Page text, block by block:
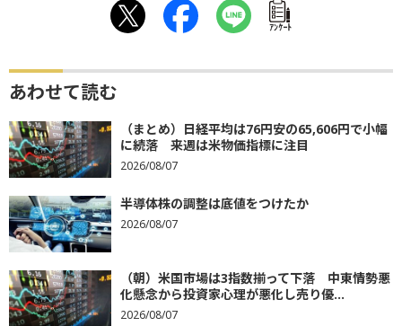
ｱﾝｹｰﾄ
あわせて読む
（まとめ）日経平均は76円安の65,606円で小幅
に続落 来週は米物価指標に注目
2026/08/07
半導体株の調整は底値をつけたか
2026/08/07
（朝）米国市場は3指数揃って下落 中東情勢悪
化懸念から投資家心理が悪化し売り優...
2026/08/07